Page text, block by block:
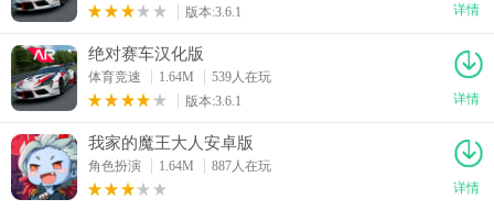
版本:3.6.1
详情
绝对赛车汉化版
体育竞速 1.64M
539人在玩
版本:3.6.1
详情
我家的魔王大人安卓版
角色扮演 1.64M
887人在玩
详情